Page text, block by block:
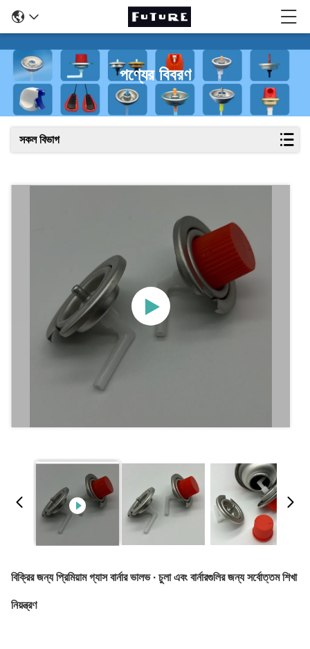
পণ্যের বিবরণ
সকল বিভাগ
বিক্রির জন্য প্রিমিয়াম গ্যাস বার্নার ভালভ ∙ চুলা এবং বার্নারগুলির জন্য সর্বোত্তম শিখা
নিয়ন্ত্রণ